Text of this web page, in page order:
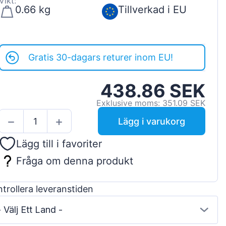
0.66 kg Tillverkad i EU
Gratis 30-dagars returer inom EU!
438.86 SEK
Exklusive moms: 351.09 SEK
Lägg i varukorg
Lägg till i favoriter
Fråga om denna produkt
leveranstiden
Välj Ett Land -